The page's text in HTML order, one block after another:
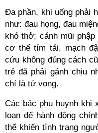
Đa phần, khi uống phải
như: đau họng, đau
khó thở; cánh mũi
cơ thể tím tái, mạch
cứu không đúng cách
trẻ đã phải gánh chịu
chí là tử vong.
Các bậc phụ huynh khi
loạn để hành động
thể khiến tình trạng